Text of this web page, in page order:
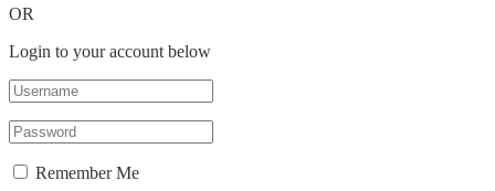
OR
Login to your account below
Remember Me